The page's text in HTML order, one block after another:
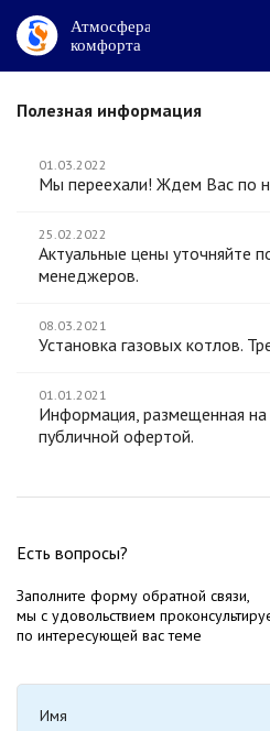
+7 (495)
Контакты
Полезная информация
01.03.2022
Мы переехали! Ждем Вас по
25.02.2022
Актуальные цены уточняйте
менеджеров.
08.03.2021
Установка газовых котлов.
01.01.2021
Информация, размещенная на
публичной офертой.
Есть вопросы?
Заполните форму обратной связи,
мы с удовольствием
по интересующей вас теме
Имя